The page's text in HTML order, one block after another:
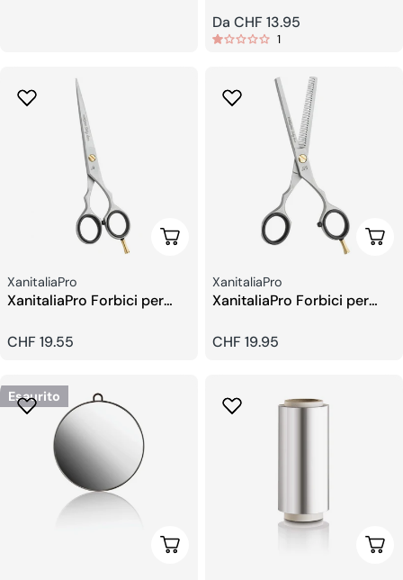
Prezzo
regolare
Da CHF 13.95
1
Aggiungi Al Carrello
Venditore:
XanitaliaPro
XanitaliaPro Forbici per
Prezzo
CHF 19.55
Venditore:
XanitaliaPro
XanitaliaPro Forbici per
Prezzo
CHF 19.95
Esaurito
Scegli Le Opzioni